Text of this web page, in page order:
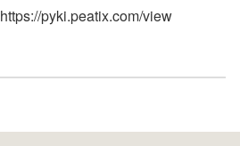
https://pyki.peatix.com/view